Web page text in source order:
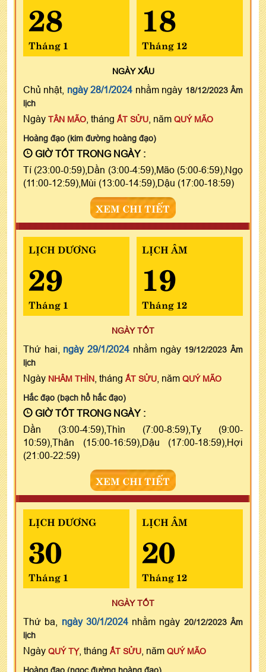
28
Tháng 1
18
Tháng 12
NGÀYXẤU
Chủ nhật, ngày 28/1/2024 nhằm ngày 18/12/2023 Âm
lịch
Ngày TÂN MÃO , tháng ẤT SỬU , năm QUÝ MÃO
Hoàng đạo (kim đường hoàng đạo)
GIỜ TỐT TRONG NGÀY :
Tí (23:00-0:59),Dần (3:00-4:59),Mão (5:00-6:59),Ngọ
(11:00-12:59),Mùi (13:00-14:59),Dậu (17:00-18:59)
XEM CHI TIẾT
LỊCH DƯƠNG
29
Tháng 1
LỊCH ÂM
19
Tháng 12
NGÀY TỐT
Thứ hai, ngày 29/1/2024 nhằm ngày 19/12/2023 Âm
lịch
Ngày NHÂM THÌN , tháng ẤT SỬU , năm QUÝ MÃO
Hắc đạo (bạch hổ hắc đạo)
GIỜ TỐT TRONG NGÀY :
Dần (3:00-4:59),Thìn (7:00-8:59),Tỵ (9:00-
10:59),Thân (15:00-16:59),Dậu (17:00-18:59),Hợi
(21:00-22:59)
XEM CHI TIẾT
LỊCH DƯƠNG
30
Tháng 1
LỊCH ÂM
20
Tháng 12
NGÀY TỐT
Thứ ba, ngày 30/1/2024nhằm ngày 20/12/2023 Âm
lịch
Ngày QUÝ TỴ, tháng ẤT SỬU , năm QUÝ MÃO